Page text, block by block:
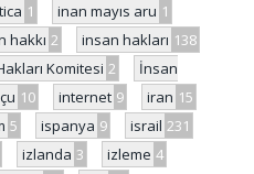
1 inan mayıs aru 1
hakkı 2 insan hakları 138
Komitesi 2
İnsan
10 internet 9 iran 15
5 ispanya 9 israil 231
izlanda 3 izleme 4